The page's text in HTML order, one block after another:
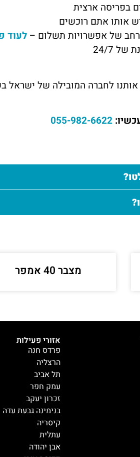
בפריסה ארצית
אותו אתם רוכשים
רחב של אפשרויות תשלום – לעוד
24/7
אותנו לחברה המובילה של ישראל
055-982-6622
מצבר 40 אמפר
אזורי פעילות
פרדס חנה
הרצליה
תל אביב
עמק חפר
זכרון יעקב
בנימינה גבעת עדה
קיסריה
עתלית
אבן יהודה